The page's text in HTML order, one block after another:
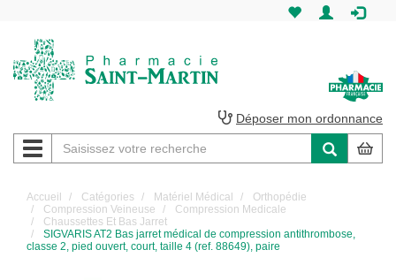
Martin
Pharmacie
Saint-
Martin
Amiens
Déposer mon ordonnance
Navigation
Accueil Catégories Matériel Médical
Orthopédie
Compression Veineuse
Compression Medicale
Chaussettes Et Bas Jarret
SIGVARIS AT2 Bas jarret médical de compression antithrombose,
classe 2, pied ouvert, court, taille 4 (ref. 88649), paire